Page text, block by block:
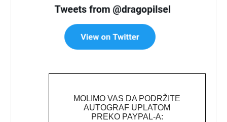
MOLIMO VAS DA PODRŽITE
AUTOGRAF UPLATOM
PREKO PAYPAL-A: